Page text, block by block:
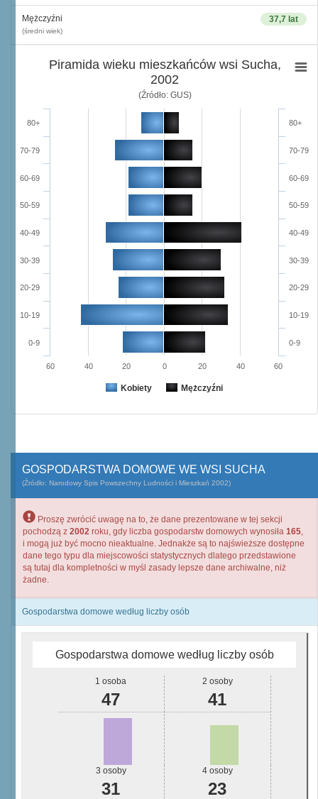
37,7 lat
Mężczyźni
(średni wiek)
Piramida wieku mieszkańców wsi Sucha,
2002
(Źródło: GUS)
Kobiety Mężczyźni
0-9
10-19
20-29
30-39
40-49
50-59
60-69
70-79
80+
0-9
10-19
20-29
30-39
40-49
50-59
60-69
70-79
80+
60 40 20 0 20 40 60
GOSPODARSTWA DOMOWE WE WSI SUCHA
(Źródło: Narodowy Spis Powszechny Ludności i Mieszkań 2002)
Proszę zwrócić uwagę na to, że dane prezentowane w tej sekcji
pochodzą z 2002 roku, gdy liczba gospodarstw domowych wynosiła 165,
i mogą już być mocno nieaktualne. Jednakże są to najświeższe dostępne
dane tego typu dla miejscowości statystycznych dlatego przedstawione
są tutaj dla kompletności w myśl zasady lepsze dane archiwalne, niż
żadne.
Gospodarstwa domowe według liczby osób
Gospodarstwa domowe według liczby osób
1 osoba
47
2 osoby
41
3 osoby
31
4 osoby
23